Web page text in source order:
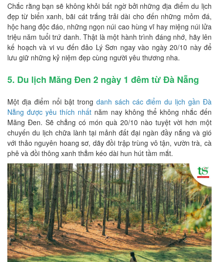
Chắc rằng bạn sẽ không khỏi bất ngờ bởi những địa điểm du lịch
đẹp từ biển xanh, bãi cát trắng trải dài cho đến những mỏm đá,
hộc hang độc đáo, những ngọn núi cao hùng vĩ hay miệng núi lửa
triệu năm tuổi trứ danh. Thật là một hành trình đáng nhớ, hãy lên
kế hoạch và vi vu đến đảo Lý Sơn ngay vào ngày 20/10 này để
lưu giữ những kỷ niệm đẹp cùng người yêu thương nha.
5. Du lịch Măng Đen 2 ngày 1 đêm từ Đà Nẵng
Một địa điểm nổi bật trong danh sách các điểm du lịch gần Đà
Nẵng được yêu thích nhất năm nay không thể không nhắc đến
Măng Đen. Sẽ chẳng có món quà 20/10 nào tuyệt vời hơn một
chuyến du lịch chữa lành tại mảnh đất đại ngàn đầy nắng và gió
với thảo nguyên hoang sơ, dãy đồi trập trùng vô tận, vườn trà, cà
phê và đồi thông xanh thẳm kéo dài hun hút tầm mắt.